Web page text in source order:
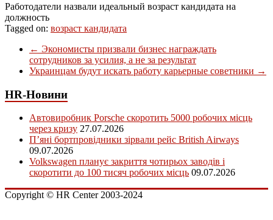
Работодатели назвали идеальный возраст кандидата на
должность
Tagged on: возраст кандидата
← Экономисты призвали бизнес награждать
сотрудников за усилия, а не за результат
Украинцам будут искать работу карьерные советники →
HR-Новини
Автовиробник Porsche скоротить 5000 робочих місць
через кризу 27.07.2026
П’яні бортпровідники зірвали рейс British Airways
09.07.2026
Volkswagen планує закриття чотирьох заводів і
скоротити до 100 тисяч робочих місць 09.07.2026
Copyright © HR Center 2003-2024